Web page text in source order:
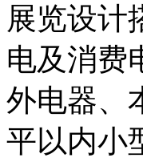
展览设计
电及消费
外电器、
平以内小